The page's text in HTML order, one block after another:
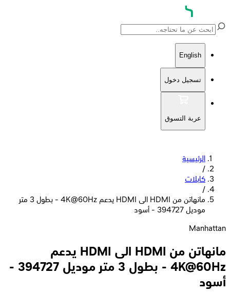
English
تسجيل دخول
عربة التسوق
الرئيسية
/
كابلات
/
مانهاتن من HDMI الى HDMI يدعم 4K@60Hz - بطول 3 متر
موديل 394727 - أسود
Manhattan
مانهاتن من HDMI الى HDMI يدعم
4K@60Hz - بطول 3 متر موديل 394727 -
أسود